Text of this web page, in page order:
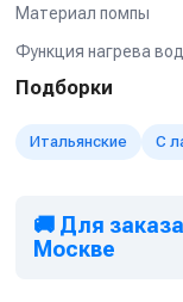
Материал помпы
Функция нагрева
Подборки
Итальянские С
🚚 Для
Москве